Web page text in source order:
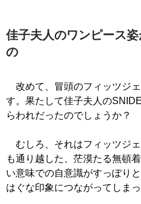
佳子夫人のワンピース
の
改めて、冒頭のフィッツジ
す。果たして佳子夫人の
らわれだったのでしょうか？
むしろ、それはフィッツジ
も通り越した、茫漠たる無頓
い意味での自意識がすっぽり
はぐな印象につながってしまっ